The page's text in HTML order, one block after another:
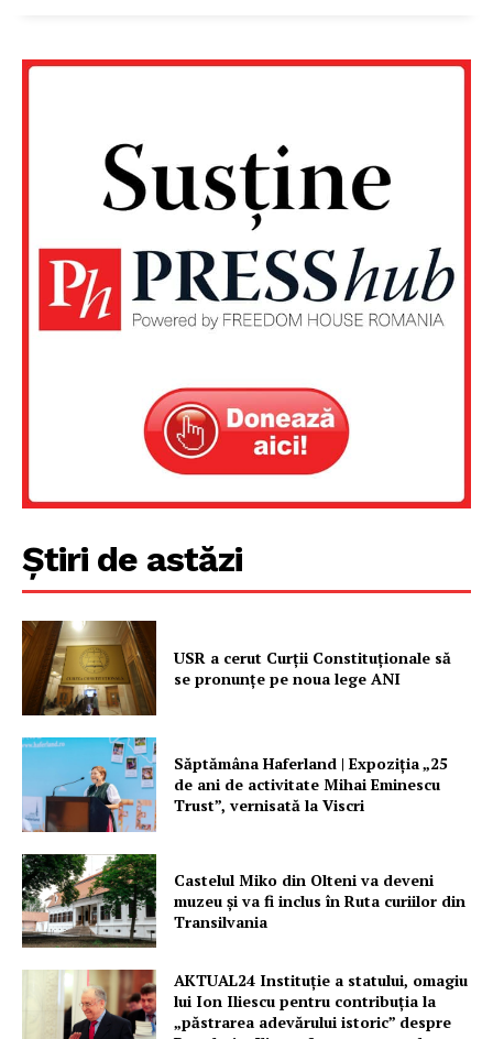
Știri de astăzi
USR a cerut Curții Constituționale să
se pronunțe pe noua lege ANI
Săptămâna Haferland | Expoziţia „25
de ani de activitate Mihai Eminescu
Trust”, vernisată la Viscri
Castelul Miko din Olteni va deveni
muzeu şi va fi inclus în Ruta curiilor din
Transilvania
AKTUAL24 Instituție a statului, omagiu
lui Ion Iliescu pentru contribuția la
„păstrarea adevărului istoric” despre